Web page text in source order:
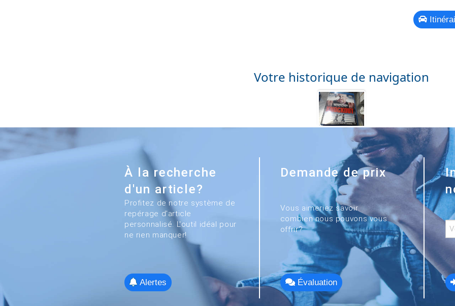
Votre historique de navigation
À la recherche
d'un article?
Profitez de notre système de
repérage d'article
personnalisé. L'outil idéal pour
ne rien manquer!
Alertes
Demande de prix
Vous aimeriez savoir
combien nous pouvons vous
offrir?
Évaluation